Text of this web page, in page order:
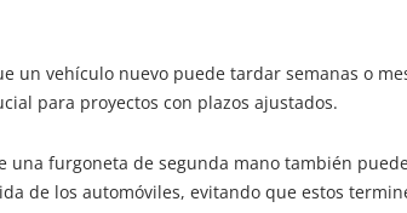
vehículo nuevo puede tardar semanas o
para proyectos con plazos ajustados.
furgoneta de segunda mano también
de los automóviles, evitando que estos